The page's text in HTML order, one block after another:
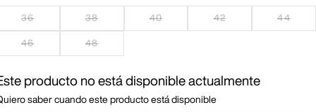
36 38 40 42 44
46 48
producto no está disponible actualmente
saber cuando este producto está disponible